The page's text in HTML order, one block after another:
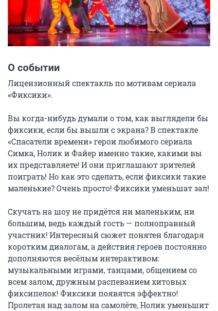
О событии
Лицензионный спектакль по мотивам сериала
«Фиксики».
Вы когда-нибудь думали о том, как выглядели бы
фиксики, если бы вышли с экрана? В спектакле
«Спасатели времени» герои любимого сериала
Симка, Нолик и Файер именно такие, какими вы
их представляете! И они приглашают зрителей
поиграть! Но как это сделать, если фиксики такие
маленькие? Очень просто! Фиксики уменьшат зал!
Скучать на шоу не придётся ни маленьким, ни
большим, ведь каждый гость — полноправный
участник! Интересный сюжет понятен благодаря
коротким диалогам, а действия героев постоянно
дополняются весёлым интерактивом:
музыкальными играми, танцами, общением со
всем залом, дружным распеванием хитовых
фиксипелок! Фиксики появятся эффектно!
Пролетая над залом на самолёте, Нолик уменьшит